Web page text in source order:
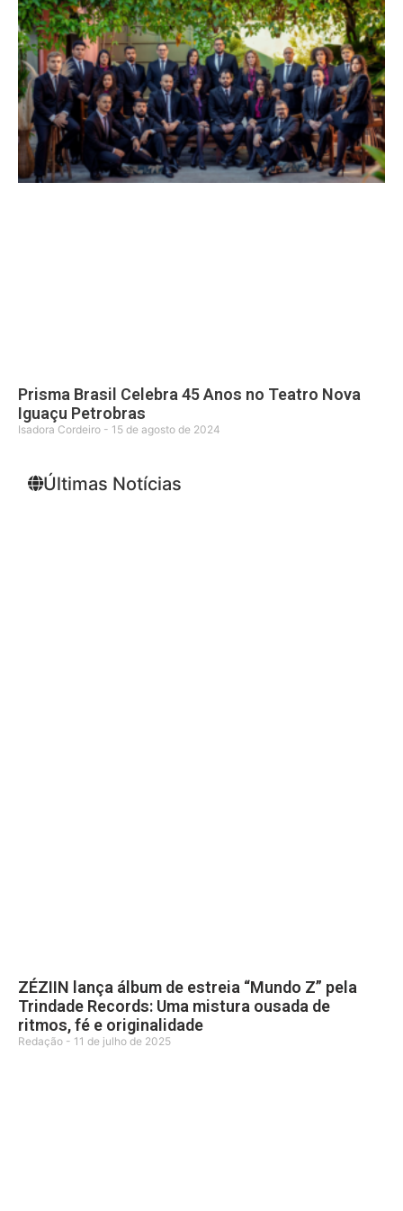
Prisma Brasil Celebra 45 Anos no Teatro Nova
Iguaçu Petrobras
Isadora Cordeiro 15 de agosto de 2024
Últimas Notícias
ZÉZIIN lança álbum de estreia “Mundo Z” pela
Trindade Records: Uma mistura ousada de
ritmos, fé e originalidade
Redação 11 de julho de 2025